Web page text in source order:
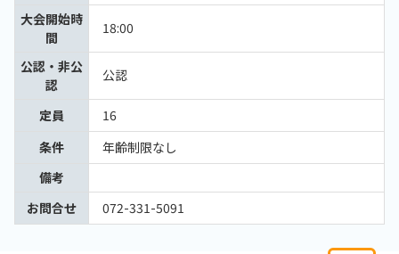
大会開始時
間
18:00
公認・非公
認
公認
定員
16
条件
年齢制限なし
備考
お問合せ
072-331-5091